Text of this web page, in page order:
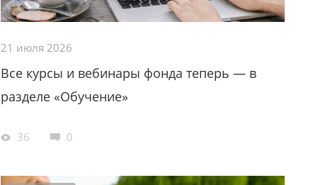
21 июля 2026
Все курсы и вебинары фонда теперь — в
разделе «Обучение»
36 0